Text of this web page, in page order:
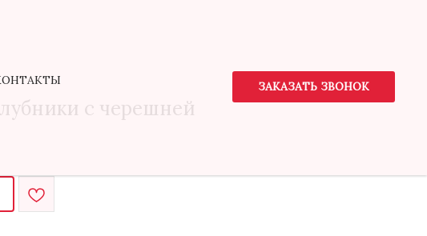
ЗАКАЗАТЬ ЗВОНОК
с черешней